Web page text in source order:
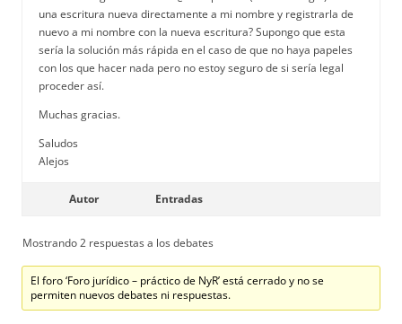
una escritura nueva directamente a mi nombre y registrarla de
nuevo a mi nombre con la nueva escritura? Supongo que esta
sería la solución más rápida en el caso de que no haya papeles
con los que hacer nada pero no estoy seguro de si sería legal
proceder así.
Muchas gracias.
Saludos
Alejos
Autor Entradas
Mostrando 2 respuestas a los debates
El foro ‘Foro jurídico – práctico de NyR’ está cerrado y no se
permiten nuevos debates ni respuestas.